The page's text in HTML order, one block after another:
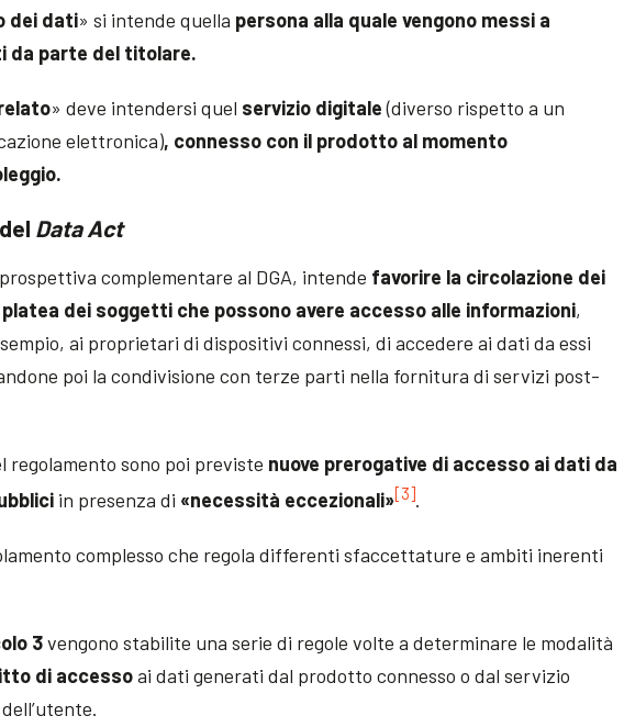
dei dati» si intende quella persona alla quale vengono messi a
da parte del titolare.
» deve intendersi quel servizio digitale(diverso rispetto a un
elettronica), connesso con il prodotto al momento
Data Act
complementare al DGA, intende favorire la circolazione dei
dei soggetti che possono avere accesso alle informazioni,
ai proprietari di dispositivi connessi, di accedere ai dati da essi
poi la condivisione con terze parti nella fornitura di servizi post-
regolamento sono poi previste nuove prerogative di accesso ai dati da
in presenza di «necessità eccezionali»[3].
complesso che regola differenti sfaccettature e ambiti inerenti
3vengono stabilite una serie di regole volte a determinare le modalità
di accessoai dati generati dal prodotto connesso o dal servizio